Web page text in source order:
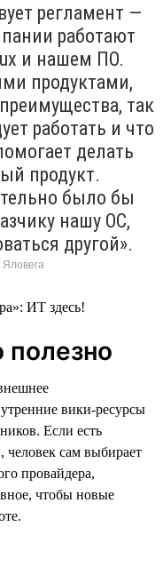
регламент —
работают
и нашем ПО.
продуктами,
так
работать и что
делать
продукт.
было бы
нашу ОС,
другой».
полезно
вики-ресурсы
Если есть
человек сам выбирает
провайдера,
чтобы новые